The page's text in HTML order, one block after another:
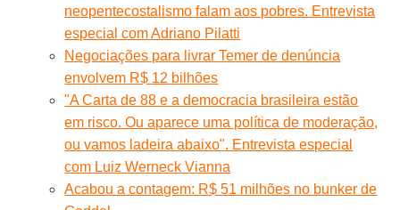
neopentecostalismo falam aos pobres. Entrevista
especial com Adriano Pilatti
Negociações para livrar Temer de denúncia
envolvem R$ 12 bilhões
"A Carta de 88 e a democracia brasileira estão
em risco. Ou aparece uma política de moderação,
ou vamos ladeira abaixo". Entrevista especial
com Luiz Werneck Vianna
Acabou a contagem: R$ 51 milhões no bunker de